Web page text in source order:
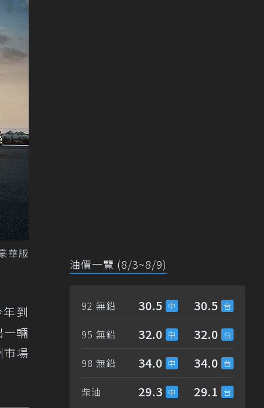
華版
到
輛
市場
油價一覽 (8/3~8/9)
92 無鉛 30.5 30.5
95 無鉛 32.0 32.0
98 無鉛 34.0 34.0
柴油 29.3 29.1